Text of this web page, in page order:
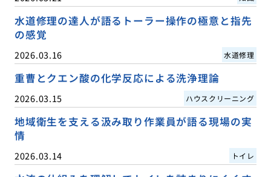
水道修理の達人が語るトーラー操作の極意と指先
の感覚
2026.03.16 水道修理
重曹とクエン酸の化学反応による洗浄理論
2026.03.15 ハウスクリーニング
地域衛生を支える汲み取り作業員が語る現場の実
情
2026.03.14 トイレ